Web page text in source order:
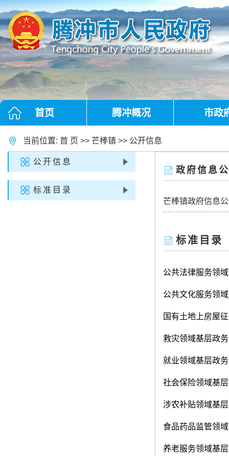
首页 腾冲概况 市政
当前位置: 首 页 >> 芒棒镇 >> 公开信息
政府信息
芒棒镇政府信息
标准目录
公共法律服务领
公共文化服务领
国有土地上房屋
救灾领域基层政
就业领域基层政
社会保险领域基
涉农补贴领域基
食品药品监管领
养老服务领域基
公开信息
标准目录